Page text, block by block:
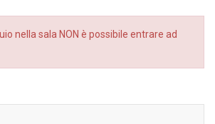
nella sala NON è possibile entrare ad